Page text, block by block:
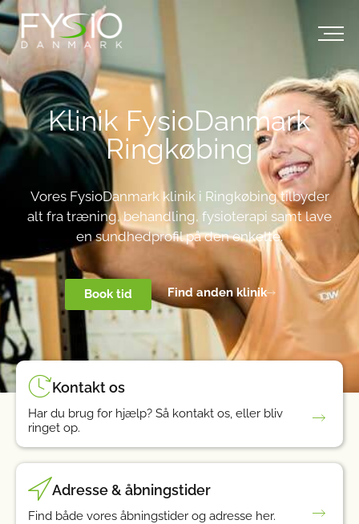
Klinik FysioDanmark
Ringkøbing
Vores FysioDanmark klinik i Ringkøbing tilbyder
alt fra træning, behandling, fysioterapi samt lave
en sundhedprofil på den enkelte.
Book tid Find anden klinik
Kontakt os
Har du brug for hjælp? Så kontakt os, eller bliv
ringet op.
Adresse & åbningstider
Find både vores åbningstider og adresse her.